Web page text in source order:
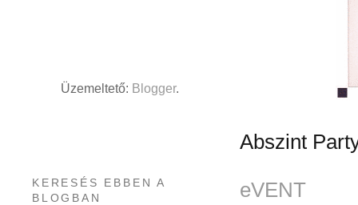
Abszint
eVENT
Üzemeltető: Blogger.
KERESÉS EBBEN A
BLOGBAN